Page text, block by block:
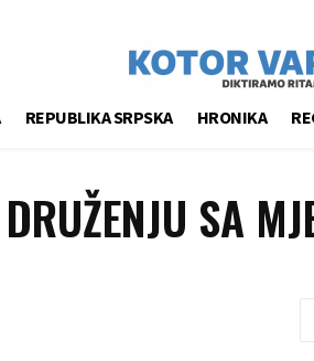
REPUBLIKA SRPSKA HRONIKA
SA